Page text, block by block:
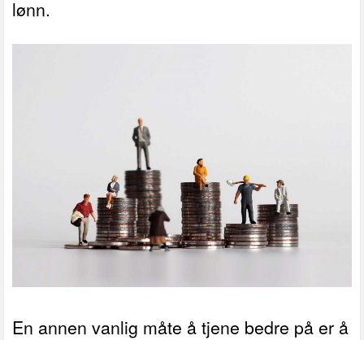
lønn.
En annen vanlig måte å tjene bedre på er å